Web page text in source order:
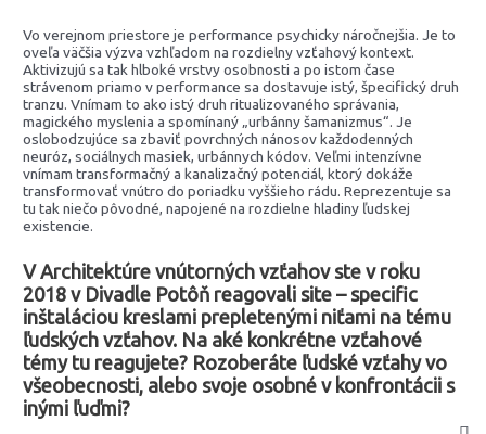
Vo verejnom priestore je performance psychicky náročnejšia. Je to
oveľa väčšia výzva vzhľadom na rozdielny vzťahový kontext.
Aktivizujú sa tak hlboké vrstvy osobnosti a po istom čase
strávenom priamo v performance sa dostavuje istý, špecifický druh
tranzu. Vnímam to ako istý druh ritualizovaného správania,
magického myslenia a spomínaný „urbánny šamanizmus“. Je
oslobodzujúce sa zbaviť povrchných nánosov každodenných
neuróz, sociálnych masiek, urbánnych kódov. Veľmi intenzívne
vnímam transformačný a kanalizačný potenciál, ktorý dokáže
transformovať vnútro do poriadku vyššieho rádu. Reprezentuje sa
tu tak niečo pôvodné, napojené na rozdielne hladiny ľudskej
existencie.
V Architektúre vnútorných vzťahov ste v roku
2018 v Divadle Potôň reagovali site – specific
inštaláciou kreslami prepletenými niťami na tému
ľudských vzťahov. Na aké konkrétne vzťahové
témy tu reagujete? Rozoberáte ľudské vzťahy vo
všeobecnosti, alebo svoje osobné v konfrontácii s
inými ľuďmi?